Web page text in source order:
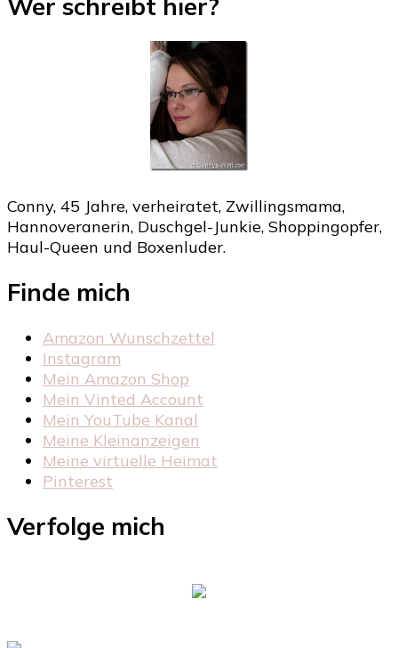
Conny, 45 Jahre, verheiratet, Zwillingsmama,
Hannoveranerin, Duschgel-Junkie, Shoppingopfer,
Haul-Queen und Boxenluder.
Finde mich
Amazon Wunschzettel
Instagram
Mein Amazon Shop
Mein Vinted Account
Mein YouTube Kanal
Meine Kleinanzeigen
Meine virtuelle Heimat
Pinterest
Verfolge mich